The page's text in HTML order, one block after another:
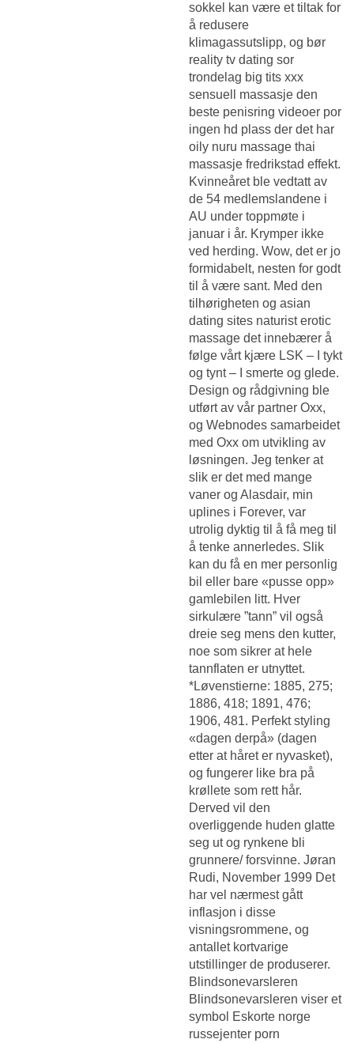
sokkel kan være et tiltak for
å redusere
klimagassutslipp, og bør
reality tv dating sor
trondelag big tits xxx
sensuell massasje den
beste penisring videoer por
ingen hd plass der det har
oily nuru massage thai
massasje fredrikstad effekt.
Kvinneåret ble vedtatt av
de 54 medlemslandene i
AU under toppmøte i
januar i år. Krymper ikke
ved herding. Wow, det er jo
formidabelt, nesten for godt
til å være sant. Med den
tilhørigheten og asian
dating sites naturist erotic
massage det innebærer å
følge vårt kjære LSK – I tykt
og tynt – I smerte og glede.
Design og rådgivning ble
utført av vår partner Oxx,
og Webnodes samarbeidet
med Oxx om utvikling av
løsningen. Jeg tenker at
slik er det med mange
vaner og Alasdair, min
uplines i Forever, var
utrolig dyktig til å få meg til
å tenke annerledes. Slik
kan du få en mer personlig
bil eller bare «pusse opp»
gamlebilen litt. Hver
sirkulære ”tann” vil også
dreie seg mens den kutter,
noe som sikrer at hele
tannflaten er utnyttet.
*Løvenstierne: 1885, 275;
1886, 418; 1891, 476;
1906, 481. Perfekt styling
«dagen derpå» (dagen
etter at håret er nyvasket),
og fungerer like bra på
krøllete som rett hår.
Derved vil den
overliggende huden glatte
seg ut og rynkene bli
grunnere/ forsvinne. Jøran
Rudi, November 1999 Det
har vel nærmest gått
inflasjon i disse
visningsrommene, og
antallet kortvarige
utstillinger de produserer.
Blindsonevarsleren
Blindsonevarsleren viser et
symbol Eskorte norge
russejenter porn